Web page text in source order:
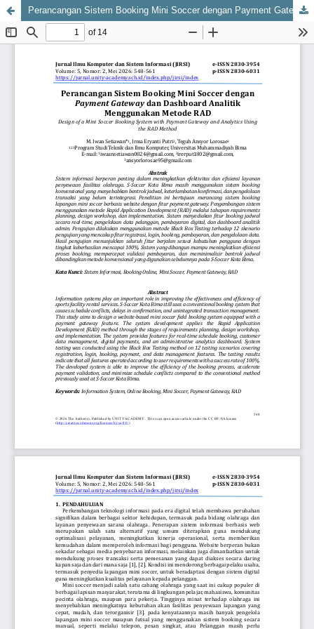
Perancangan Sistem Booking Mini Soccer dengan Payment Gateway dan Dashboard Analitik Menggunakan Metode RAD